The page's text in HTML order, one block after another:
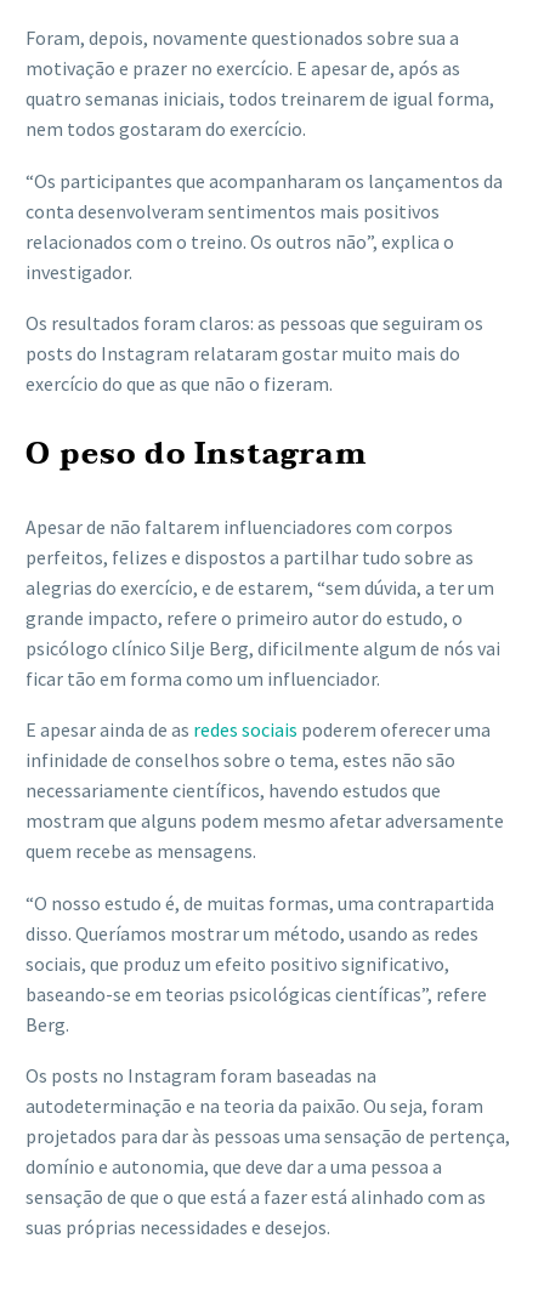
Foram, depois, novamente questionados sobre sua a
motivação e prazer no exercício. E apesar de, após as
quatro semanas iniciais, todos treinarem de igual forma,
nem todos gostaram do exercício.
“Os participantes que acompanharam os lançamentos da
conta desenvolveram sentimentos mais positivos
relacionados com o treino. Os outros não”, explica o
investigador.
Os resultados foram claros: as pessoas que seguiram os
posts do Instagram relataram gostar muito mais do
exercício do que as que não o fizeram.
O peso do Instagram
Apesar de não faltarem influenciadores com corpos
perfeitos, felizes e dispostos a partilhar tudo sobre as
alegrias do exercício, e de estarem, “sem dúvida, a ter um
grande impacto, refere o primeiro autor do estudo, o
psicólogo clínico Silje Berg, dificilmente algum de nós vai
ficar tão em forma como um influenciador.
E apesar ainda de as redes sociais poderem oferecer uma
infinidade de conselhos sobre o tema, estes não são
necessariamente científicos, havendo estudos que
mostram que alguns podem mesmo afetar adversamente
quem recebe as mensagens.
“O nosso estudo é, de muitas formas, uma contrapartida
disso. Queríamos mostrar um método, usando as redes
sociais, que produz um efeito positivo significativo,
baseando-se em teorias psicológicas científicas”, refere
Berg.
Os posts no Instagram foram baseadas na
autodeterminação e na teoria da paixão. Ou seja, foram
projetados para dar às pessoas uma sensação de pertença,
domínio e autonomia, que deve dar a uma pessoa a
sensação de que o que está a fazer está alinhado com as
suas próprias necessidades e desejos.